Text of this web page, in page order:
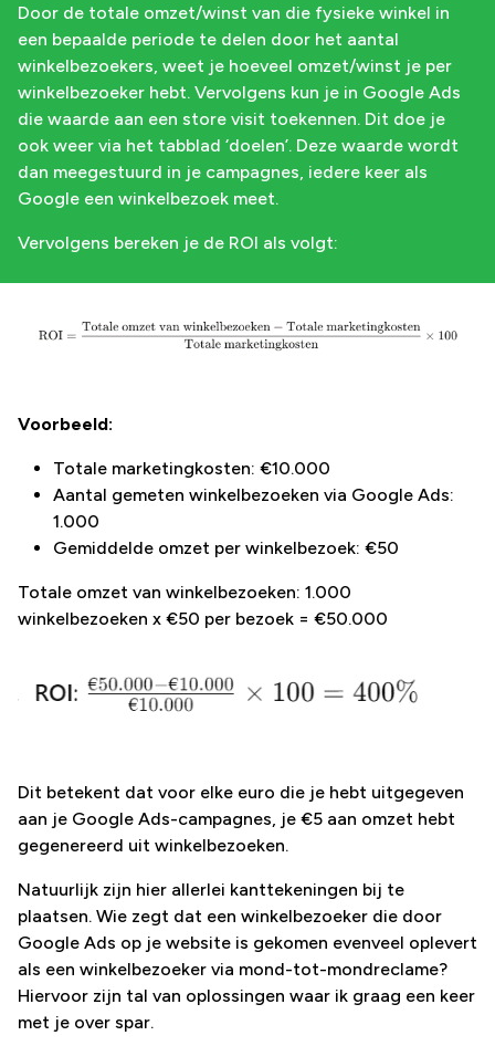
Door de totale omzet/winst van die fysieke winkel in
een bepaalde periode te delen door het aantal
winkelbezoekers, weet je hoeveel omzet/winst je per
winkelbezoeker hebt. Vervolgens kun je in Google Ads
die waarde aan een store visit toekennen. Dit doe je
ook weer via het tabblad ‘doelen’. Deze waarde wordt
dan meegestuurd in je campagnes, iedere keer als
Google een winkelbezoek meet.
Vervolgens bereken je de ROI als volgt:
Voorbeeld:
Totale marketingkosten: €10.000
Aantal gemeten winkelbezoeken via Google Ads:
1.000
Gemiddelde omzet per winkelbezoek: €50
Totale omzet van winkelbezoeken: 1.000
winkelbezoeken x €50 per bezoek = €50.000
Dit betekent dat voor elke euro die je hebt uitgegeven
aan je Google Ads-campagnes, je €5 aan omzet hebt
gegenereerd uit winkelbezoeken.
Natuurlijk zijn hier allerlei kanttekeningen bij te
plaatsen. Wie zegt dat een winkelbezoeker die door
Google Ads op je website is gekomen evenveel oplevert
als een winkelbezoeker via mond-tot-mondreclame?
Hiervoor zijn tal van oplossingen waar ik graag een keer
met je over spar.